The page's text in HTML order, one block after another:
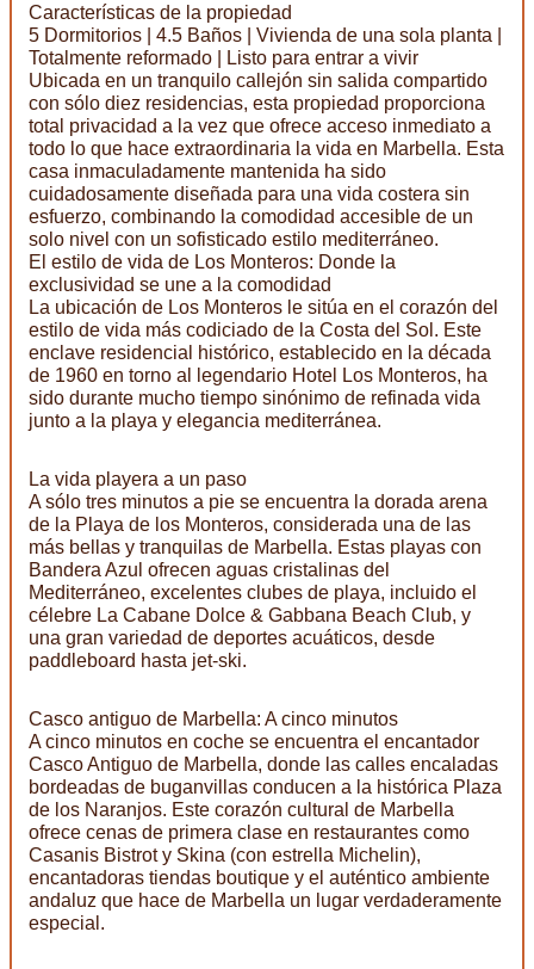
Características de la propiedad
5 Dormitorios | 4.5 Baños | Vivienda de una sola planta |
Totalmente reformado | Listo para entrar a vivir
Ubicada en un tranquilo callejón sin salida compartido
con sólo diez residencias, esta propiedad proporciona
total privacidad a la vez que ofrece acceso inmediato a
todo lo que hace extraordinaria la vida en Marbella. Esta
casa inmaculadamente mantenida ha sido
cuidadosamente diseñada para una vida costera sin
esfuerzo, combinando la comodidad accesible de un
solo nivel con un sofisticado estilo mediterráneo.
El estilo de vida de Los Monteros: Donde la
exclusividad se une a la comodidad
La ubicación de Los Monteros le sitúa en el corazón del
estilo de vida más codiciado de la Costa del Sol. Este
enclave residencial histórico, establecido en la década
de 1960 en torno al legendario Hotel Los Monteros, ha
sido durante mucho tiempo sinónimo de refinada vida
junto a la playa y elegancia mediterránea.
La vida playera a un paso
A sólo tres minutos a pie se encuentra la dorada arena
de la Playa de los Monteros, considerada una de las
más bellas y tranquilas de Marbella. Estas playas con
Bandera Azul ofrecen aguas cristalinas del
Mediterráneo, excelentes clubes de playa, incluido el
célebre La Cabane Dolce & Gabbana Beach Club, y
una gran variedad de deportes acuáticos, desde
paddleboard hasta jet-ski.
Casco antiguo de Marbella: A cinco minutos
A cinco minutos en coche se encuentra el encantador
Casco Antiguo de Marbella, donde las calles encaladas
bordeadas de buganvillas conducen a la histórica Plaza
de los Naranjos. Este corazón cultural de Marbella
ofrece cenas de primera clase en restaurantes como
Casanis Bistrot y Skina (con estrella Michelin),
encantadoras tiendas boutique y el auténtico ambiente
andaluz que hace de Marbella un lugar verdaderamente
especial.